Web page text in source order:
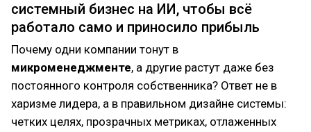
системный бизнес на ИИ, чтобы всё
работало само и приносило прибыль
Почему одни компании тонут в
микроменеджменте, а другие растут даже без
постоянного контроля собственника? Ответ не в
харизме лидера, а в правильном дизайне системы:
четких целях, прозрачных метриках, отлаженных